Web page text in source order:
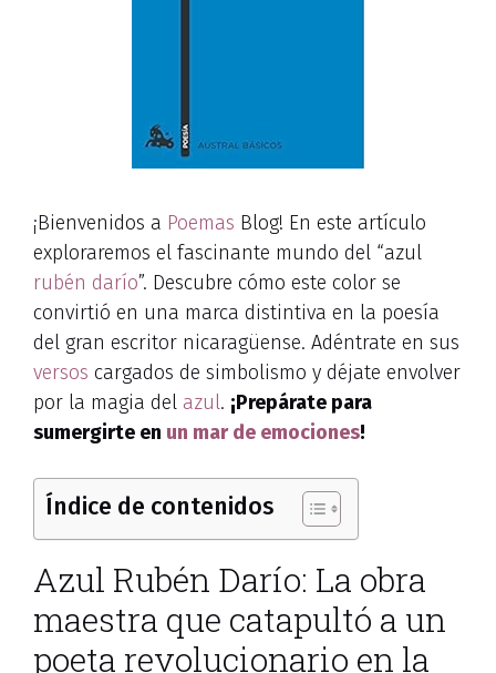
¡Bienvenidos a Poemas Blog! En este artículo
exploraremos el fascinante mundo del “azul
rubén darío”. Descubre cómo este color se
convirtió en una marca distintiva en la poesía
del gran escritor nicaragüense. Adéntrate en sus
versos cargados de simbolismo y déjate envolver
por la magia del azul. ¡Prepárate para
sumergirte en un mar de emociones!
Índice de contenidos
Azul Rubén Darío: La obra
maestra que catapultó a un
poeta revolucionario en la